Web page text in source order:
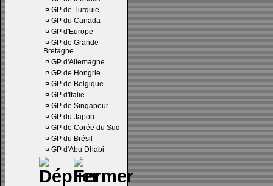
¤ GP de Turquie
¤ GP du Canada
¤ GP d'Europe
¤ GP de Grande
Bretagne
¤ GP d'Allemagne
¤ GP de Hongrie
¤ GP de Belgique
¤ GP d'Italie
¤ GP de Singapour
¤ GP du Japon
¤ GP de Corée du Sud
¤ GP du Brésil
¤ GP d'Abu Dhabi